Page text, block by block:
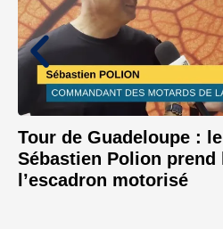
Tour de Guadeloupe :
Sébastien Polion prend
l’escadron motorisé